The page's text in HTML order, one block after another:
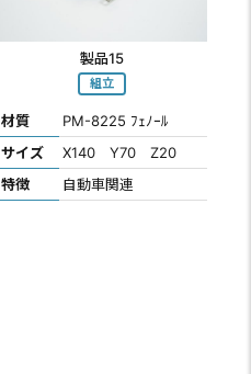
製品15
組立
材質
PM-8225 ﾌｪﾉｰﾙ
サイズ
X140 Y70 Z20
特徴
自動車関連